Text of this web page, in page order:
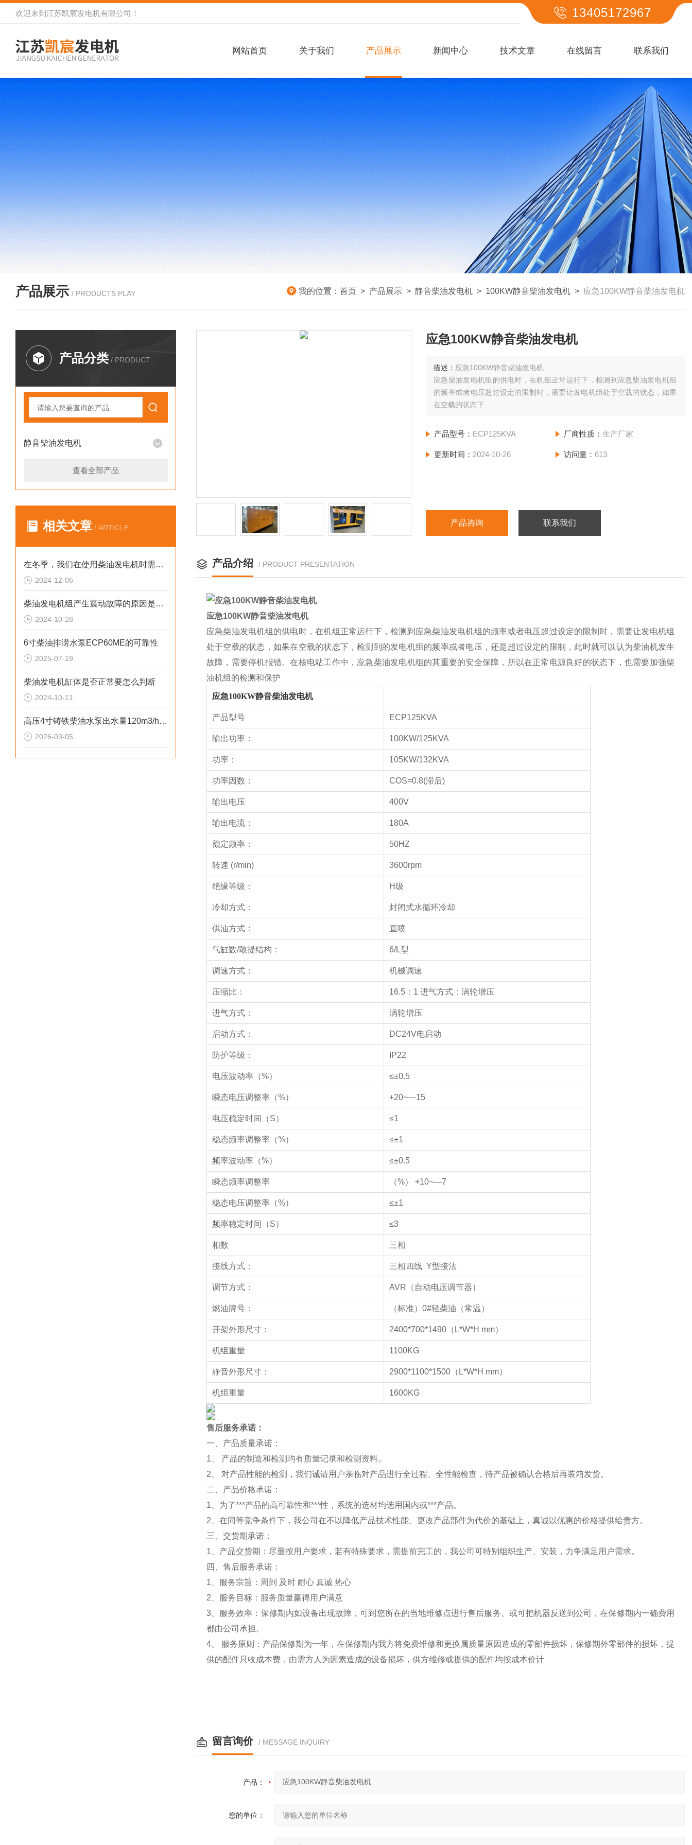
欢迎来到 江苏凯宸发电机有限公司 ！ 13405172967
网站首页 关于我们 产品展示 新闻中心 技术文章 在线留言 联系我们
产品展示 / PRODUCTS PLAY 我的位置： 首页 > 产品展示 > 静音柴油发电机 > 100KW静音柴油发电机 > 应急100KW静音柴油发电机
产品分类 / PRODUCT
静音柴油发电机
查看全部产品
相关文章 / ARTICLE
在冬季，我们在使用柴油发电机时需要注意什么呢？
2024-12-06
柴油发电机组产生震动故障的原因是什么？
2024-10-28
6寸柴油排涝水泵ECP60ME的可靠性
2025-07-19
柴油发电机缸体是否正常要怎么判断
2024-10-11
高压4寸铸铁柴油水泵出水量120m3/h参数
2026-03-05
应急100KW静音柴油发电机
描述： 应急100KW静音柴油发电机
应急柴油发电机组的供电时，在机组正常运行下，检测到应急柴油发电机组
的频率或者电压超过设定的限制时，需要让发电机组处于空载的状态，如果
在空载的状态下
产品型号： ECP125KVA 厂商性质： 生产厂家
更新时间： 2024-10-26 访问量： 613
产品咨询 联系我们
产品介绍 / PRODUCT PRESENTATION
应急100KW静音柴油发电机
应急柴油发电机组的供电时，在机组正常运行下，检测到应急柴油发电机组的频率或者电压超过设定的限制时，需要让发电机组
处于空载的状态，如果在空载的状态下，检测到的发电机组的频率或者电压，还是超过设定的限制，此时就可以认为柴油机发生
故障，需要停机报错。在核电站工作中，应急柴油发电机组的其重要的安全保障，所以在正常电源良好的状态下，也需要加强柴
油机组的检测和保护
应急100KW静音柴油发电机
产品型号 ECP125KVA
输出功率： 100KW/125KVA
功率： 105KW/132KVA
功率因数： COS=0.8(滞后)
输出电压 400V
输出电流： 180A
额定频率： 50HZ
转速 (r/min) 3600rpm
绝缘等级： H级
冷却方式： 封闭式水循环冷却
供油方式： 直喷
气缸数/敢提结构： 6/L型
调速方式： 机械调速
压缩比： 16.5：1 进气方式：涡轮增压
进气方式： 涡轮增压
启动方式： DC24V电启动
防护等级： IP22
电压波动率（%） ≤±0.5
瞬态电压调整率（%） +20~—15
电压稳定时间（S） ≤1
稳态频率调整率（%） ≤±1
频率波动率（%） ≤±0.5
瞬态频率调整率 （%） +10~—7
稳态电压调整率（%） ≤±1
频率稳定时间（S） ≤3
相数 三相
接线方式： 三相四线 Y型接法
调节方式： AVR（自动电压调节器）
燃油牌号： （标准）0#轻柴油（常温）
开架外形尺寸： 2400*700*1490（L*W*H mm）
机组重量 1100KG
静音外形尺寸： 2900*1100*1500（L*W*H mm）
机组重量 1600KG
售后服务承诺：
一、产品质量承诺：
1、 产品的制造和检测均有质量记录和检测资料。
2、 对产品性能的检测，我们诚请用户亲临对产品进行全过程、全性能检查，待产品被确认合格后再装箱发货。
二、产品价格承诺：
1、为了***产品的高可靠性和***性，系统的选材均选用国内或***产品。
2、在同等竞争条件下，我公司在不以降低产品技术性能、更改产品部件为代价的基础上，真诚以优惠的价格提供给贵方。
三、交货期承诺：
1、产品交货期：尽量按用户要求，若有特殊要求，需提前完工的，我公司可特别组织生产、安装，力争满足用户需求。
四、售后服务承诺：
1、服务宗旨：周到 及时 耐心 真诚 热心
2、服务目标：服务质量赢得用户满意
3、服务效率：保修期内如设备出现故障，可到您所在的当地维修点进行售后服务、或可把机器反送到公司，在保修期内一确费用
都由公司承担。
4、 服务原则：产品保修期为一年，在保修期内我方将免费维修和更换属质量原因造成的零部件损坏，保修期外零部件的损坏，提
供的配件只收成本费，由需方人为因素造成的设备损坏，供方维修或提供的配件均按成本价计
留言询价 / MESSAGE INQUIRY
产品：
您的单位：